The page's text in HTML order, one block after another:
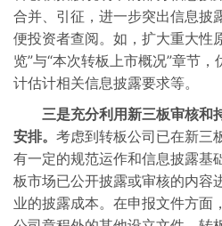
合并、引征，进一步突出信息披
便投资者查阅。如，扩大重大性
览”与“本次转板上市概况”章节
计估计相关信息披露要求等。
三是充分利用新三板审核和
安排。 考虑到转板公司已在新三
有一定的规范运作和信息披露基
板市场已公开披露或审核的内容
业的披露成本。在申报文件方面